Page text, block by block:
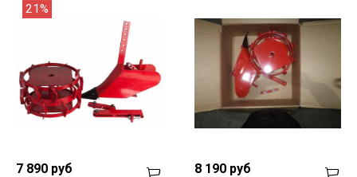
21%
7 890 руб 8 190 руб